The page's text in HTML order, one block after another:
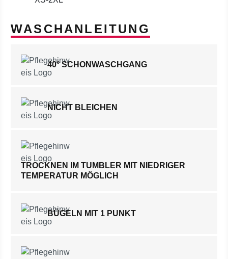
WASCHANLEITUNG
40° SCHONWASCHGANG
NICHT BLEICHEN
TROCKNEN IM TUMBLER MIT NIEDRIGER
TEMPERATUR MÖGLICH
BÜGELN MIT 1 PUNKT